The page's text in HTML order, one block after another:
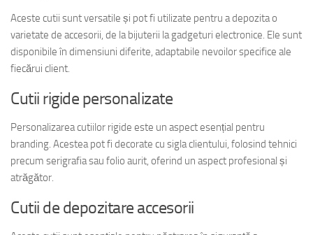
Aceste cutii sunt versatile și pot fi utilizate pentru a depozita o
varietate de accesorii, de la bijuterii la gadgeturi electronice. Ele sunt
disponibile în dimensiuni diferite, adaptabile nevoilor specifice ale
fiecărui client.
Cutii rigide personalizate
Personalizarea cutiilor rigide este un aspect esențial pentru
branding. Acestea pot fi decorate cu sigla clientului, folosind tehnici
precum serigrafia sau folio aurit, oferind un aspect profesional și
atrăgător.
Cutii de depozitare accesorii